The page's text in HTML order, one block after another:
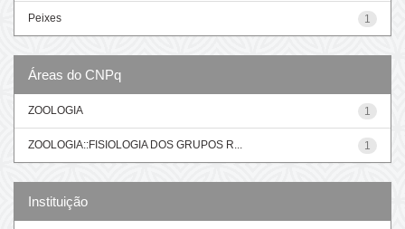
1
Peixes
Áreas do CNPq
1
ZOOLOGIA
1
ZOOLOGIA::FISIOLOGIA DOS GRUPOS R...
Instituição